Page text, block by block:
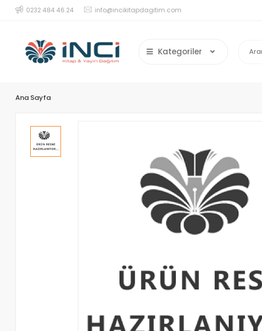
0232 484 46 24 info@incikitapdagitim.com
Kategoriler
Ana Sayfa